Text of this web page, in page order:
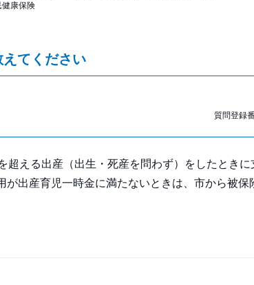
健康保険
えてください
質問登録
える出産（出生・死産を問わず）をしたときに
出産育児一時金に満たないときは、市から被保